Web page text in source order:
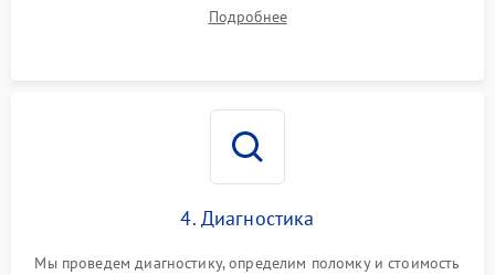
Подробнее
4. Диагностика
Мы проведем диагностику, определим поломку и стоимость